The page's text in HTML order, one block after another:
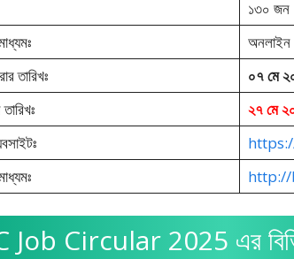
১৩০ জন
অনলাইন
তারিখঃ
০৭ মে
২৭ মে
http://
Job Circular 2025 এর